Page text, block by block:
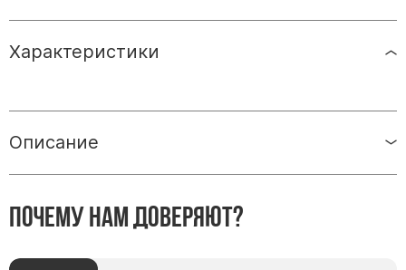
Колумбарий
Характеристики
Описание
Почему нам доверяют?